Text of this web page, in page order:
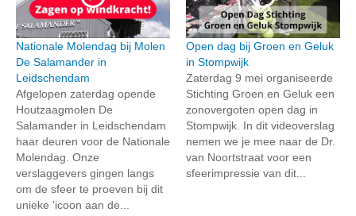
Nationale Molendag bij Molen
De Salamander in
Leidschendam
Afgelopen zaterdag opende
Houtzaagmolen De
Salamander in Leidschendam
haar deuren voor de Nationale
Molendag. Onze
verslaggevers gingen langs
om de sfeer te proeven bij dit
unieke 'icoon aan de...
Open dag bij Groen en Geluk
in Stompwijk
Zaterdag 9 mei organiseerde
Stichting Groen en Geluk een
zonovergoten open dag in
Stompwijk. In dit videoverslag
nemen we je mee naar de Dr.
van Noortstraat voor een
sfeerimpressie van dit...